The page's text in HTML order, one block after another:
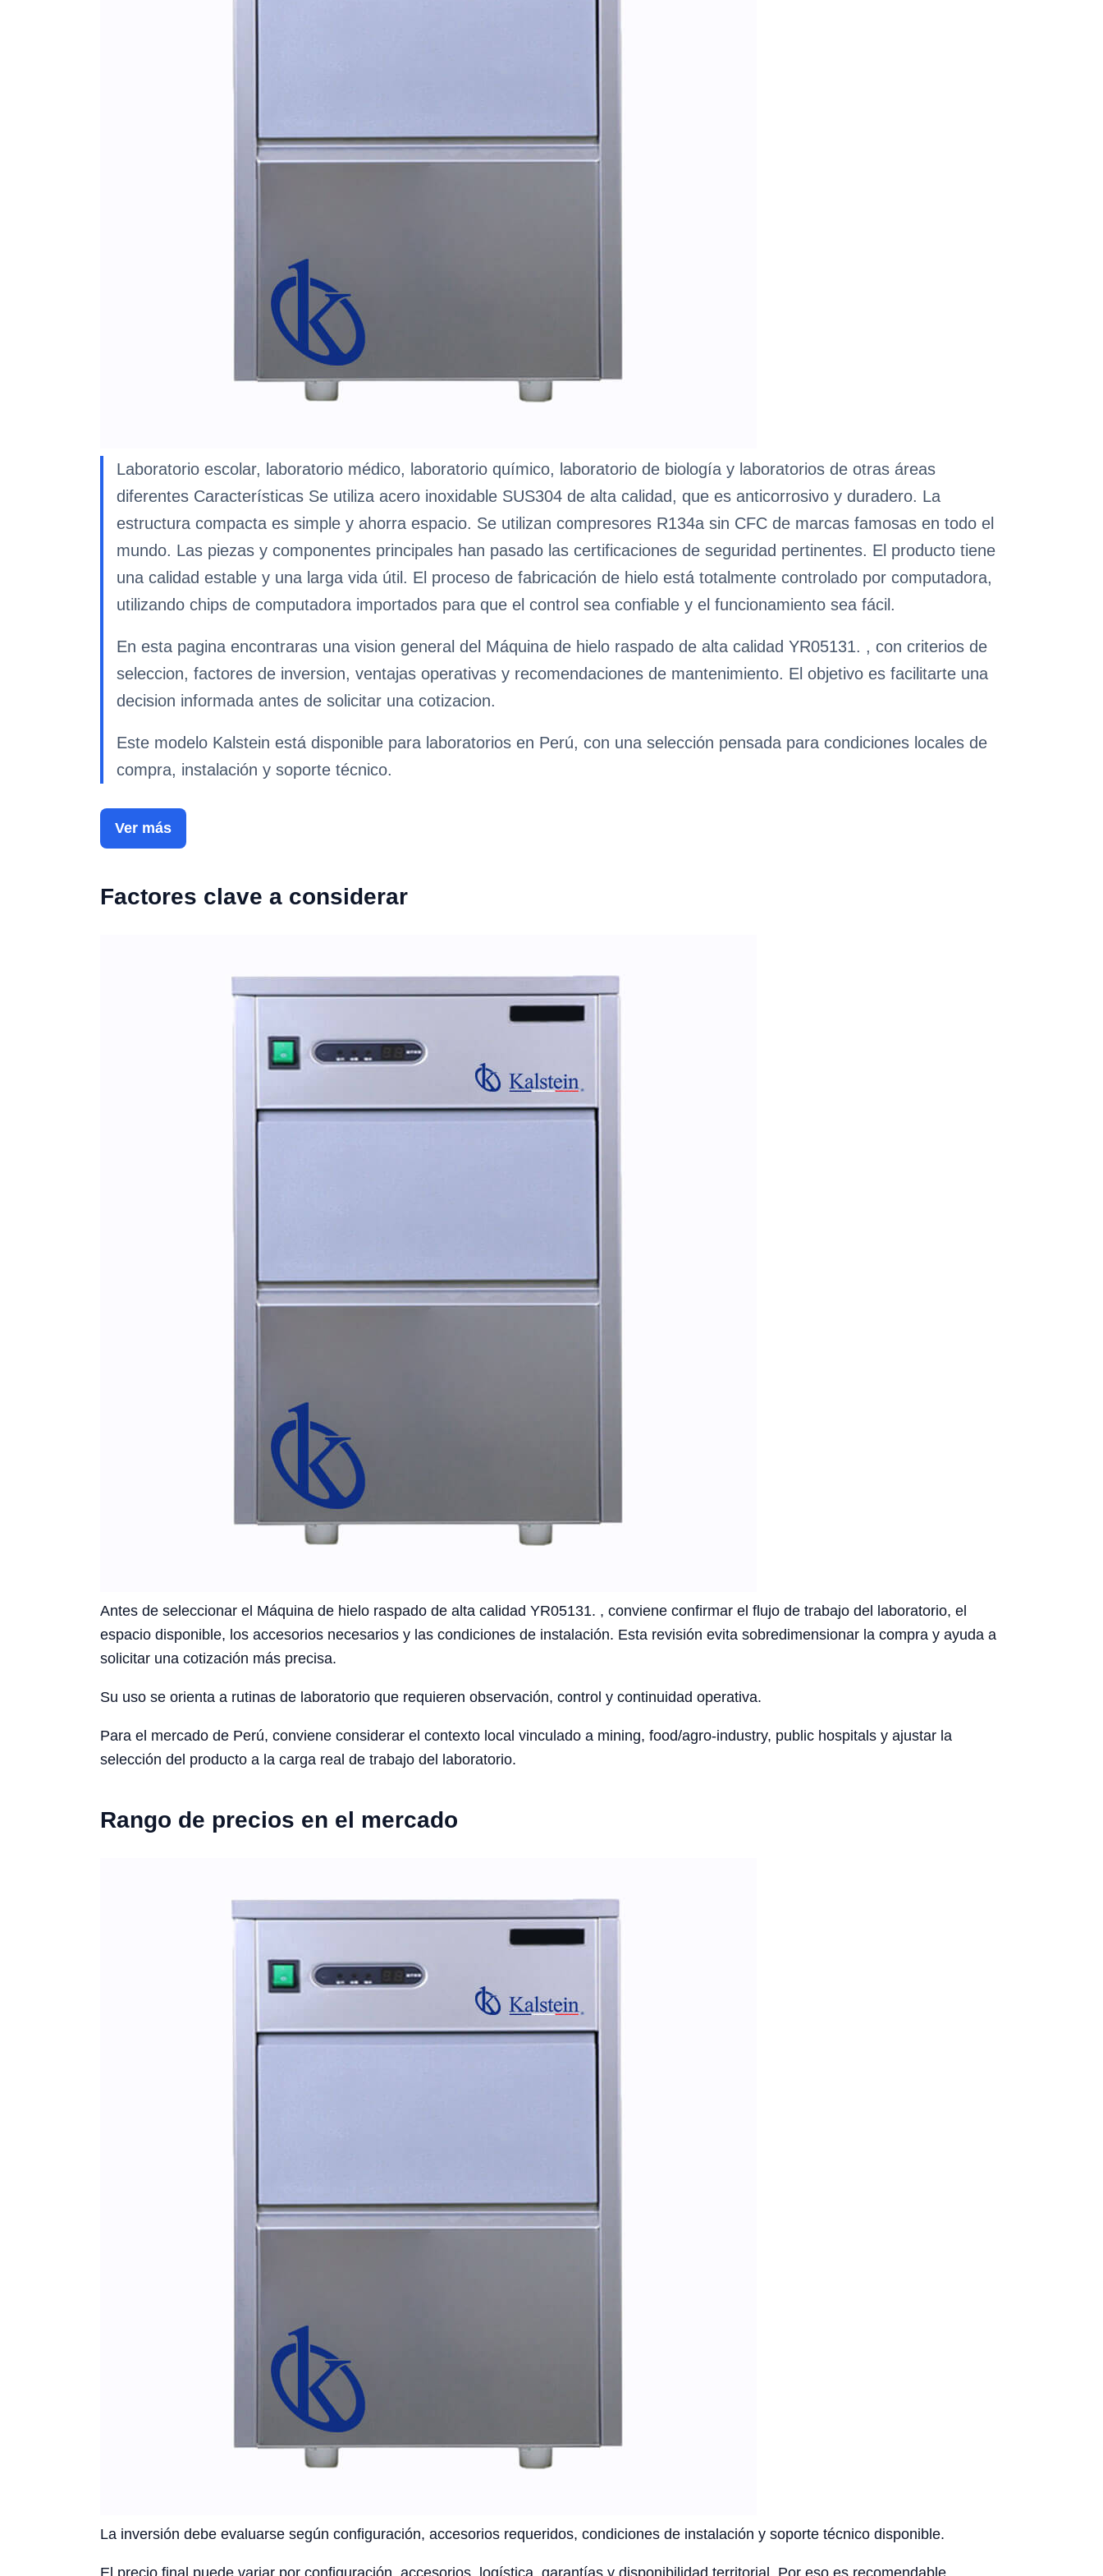
Laboratorio escolar, laboratorio médico, laboratorio químico, laboratorio de biología y laboratorios de otras áreas
diferentes Características Se utiliza acero inoxidable SUS304 de alta calidad, que es anticorrosivo y duradero. La
estructura compacta es simple y ahorra espacio. Se utilizan compresores R134a sin CFC de marcas famosas en todo el
mundo. Las piezas y componentes principales han pasado las certificaciones de seguridad pertinentes. El producto tiene
una calidad estable y una larga vida útil. El proceso de fabricación de hielo está totalmente controlado por computadora,
utilizando chips de computadora importados para que el control sea confiable y el funcionamiento sea fácil.
En esta pagina encontraras una vision general del Máquina de hielo raspado de alta calidad YR05131. , con criterios de
seleccion, factores de inversion, ventajas operativas y recomendaciones de mantenimiento. El objetivo es facilitarte una
decision informada antes de solicitar una cotizacion.
Este modelo Kalstein está disponible para laboratorios en Perú, con una selección pensada para condiciones locales de
compra, instalación y soporte técnico.
Ver más
Factores clave a considerar
Antes de seleccionar el Máquina de hielo raspado de alta calidad YR05131. , conviene confirmar el flujo de trabajo del laboratorio, el
espacio disponible, los accesorios necesarios y las condiciones de instalación. Esta revisión evita sobredimensionar la compra y ayuda a
solicitar una cotización más precisa.
Su uso se orienta a rutinas de laboratorio que requieren observación, control y continuidad operativa.
Para el mercado de Perú, conviene considerar el contexto local vinculado a mining, food/agro-industry, public hospitals y ajustar la
selección del producto a la carga real de trabajo del laboratorio.
Rango de precios en el mercado
La inversión debe evaluarse según configuración, accesorios requeridos, condiciones de instalación y soporte técnico disponible.